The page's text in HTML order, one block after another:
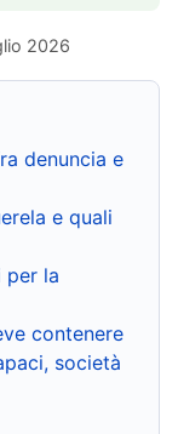
2026
denuncia e
e quali
per la
contenere
società